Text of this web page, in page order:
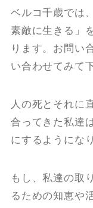
ベルコ千歳では
素敵に生きる」
ります。お問い
い合わせてみて
人の死とそれに
合ってきた私達
にするようにな
もし、私達の取
るための知恵や